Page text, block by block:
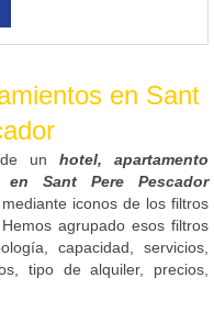
en Sant
un hotel, apartamento
Sant Pere Pescador
iconos de los filtros
agrupado esos filtros
capacidad, servicios,
tipo de alquiler, precios,